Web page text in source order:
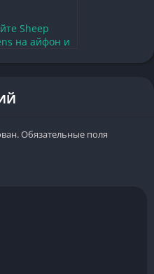
Sheep
на айфон и
Обязательные поля